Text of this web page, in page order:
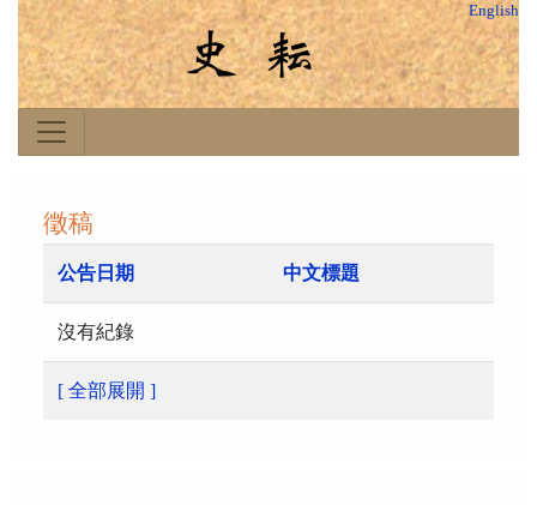
English
徵稿
公告日期 中文標題
沒有紀錄
[ 全部展開 ]